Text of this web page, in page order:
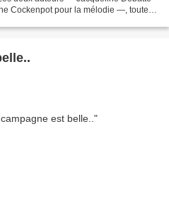
Cockenpot pour la mélodie —, toutes